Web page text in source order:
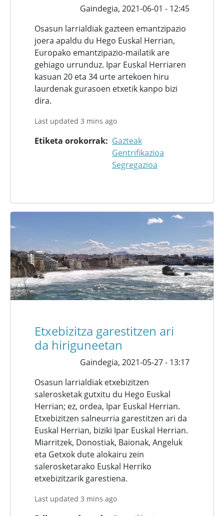
Gaindegia, 2021-06-01 - 12:45
Osasun larrialdiak gazteen emantzipazio
joera apaldu du Hego Euskal Herrian,
Europako emantzipazio-mailatik are
gehiago urrunduz. Ipar Euskal Herriaren
kasuan 20 eta 34 urte artekoen hiru
laurdenak gurasoen etxetik kanpo bizi
dira.
Last updated 3 mins ago
Etiketa orokorrak
Gazteak
Gentrifikazioa
Segregazioa
Etxebizitza garestitzen ari
da hiriguneetan
Gaindegia, 2021-05-27 - 13:17
Osasun larrialdiak etxebizitzen
salerosketak gutxitu du Hego Euskal
Herrian; ez, ordea, Ipar Euskal Herrian.
Etxebizitzen salneurria garestitzen ari da
Euskal Herrian, biziki Ipar Euskal Herrian.
Miarritzek, Donostiak, Baionak, Angeluk
eta Getxok dute alokairu zein
salerosketarako Euskal Herriko
etxebizitzarik garestiena.
Last updated 3 mins ago